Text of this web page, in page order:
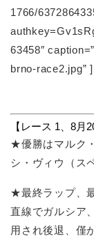
1766/
63458″
brno-race2.jpg” ]
【レース 1、8月
★優勝はマルク
シ・ヴィウ（ス
★最終ラップ、
直線でガルシア
用され後退、僅